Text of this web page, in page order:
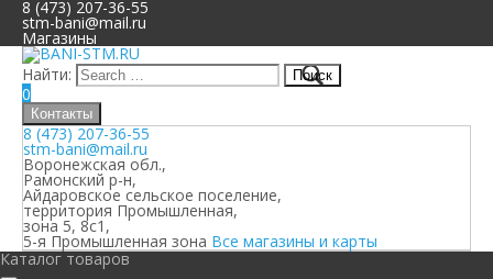
8 (473) 207-36-55
stm-bani@mail.ru
Магазины
Найти:
0
Контакты
8 (473) 207-36-55
stm-bani@mail.ru
Воронежская обл.,
Рамонский р-н,
Айдаровское сельское поселение,
территория Промышленная,
зона 5, 8с1,
5-я Промышленная зона Все магазины и карты
Каталог товаров